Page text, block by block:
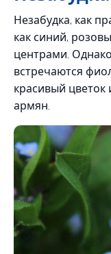
Незабудка, как
как синий,
центрами.
встречаются
красивый цветок
армян.